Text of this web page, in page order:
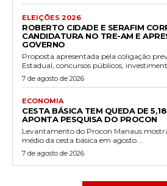
ELEIÇÕES 2026
ROBERTO CIDADE E SERAFIM
CANDIDATURA NO TRE-AM E
GOVERNO
Proposta apresentada pela coligação
Estadual, concursos públicos,
7 de agosto de 2026
ECONOMIA
CESTA BÁSICA TEM QUEDA DE
APONTA PESQUISA DO PROCON
Levantamento do Procon Manaus
médio da cesta básica em agosto....
7 de agosto de 2026